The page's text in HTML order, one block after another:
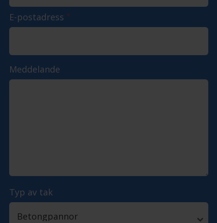
E-postadress *
Meddelande
Typ av tak